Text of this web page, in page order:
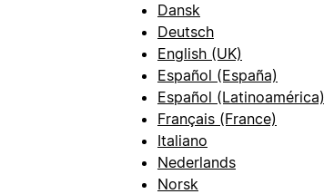
Dansk
Deutsch
English (UK)
Español (España)
Español (Latinoamérica)
Français (France)
Italiano
Nederlands
Norsk